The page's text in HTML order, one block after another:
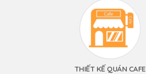
THIẾT KẾ QUÁN CAFE